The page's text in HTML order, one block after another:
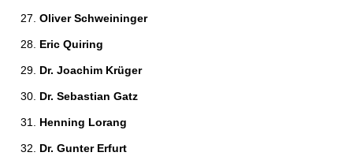
Oliver Schweininger
Eric Quiring
Dr. Joachim Krüger
Dr. Sebastian Gatz
Henning Lorang
Dr. Gunter Erfurt